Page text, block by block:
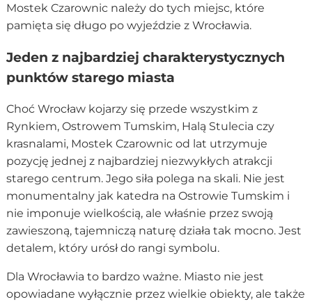
Mostek Czarownic należy do tych miejsc, które
pamięta się długo po wyjeździe z Wrocławia.
Jeden z najbardziej charakterystycznych
punktów starego miasta
Choć Wrocław kojarzy się przede wszystkim z
Rynkiem, Ostrowem Tumskim, Halą Stulecia czy
krasnalami, Mostek Czarownic od lat utrzymuje
pozycję jednej z najbardziej niezwykłych atrakcji
starego centrum. Jego siła polega na skali. Nie jest
monumentalny jak katedra na Ostrowie Tumskim i
nie imponuje wielkością, ale właśnie przez swoją
zawieszoną, tajemniczą naturę działa tak mocno. Jest
detalem, który urósł do rangi symbolu.
Dla Wrocławia to bardzo ważne. Miasto nie jest
opowiadane wyłącznie przez wielkie obiekty, ale także